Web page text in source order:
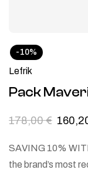
-10%
Lefrik
Pack
178,00€
SAVING 10%
the brand’s most